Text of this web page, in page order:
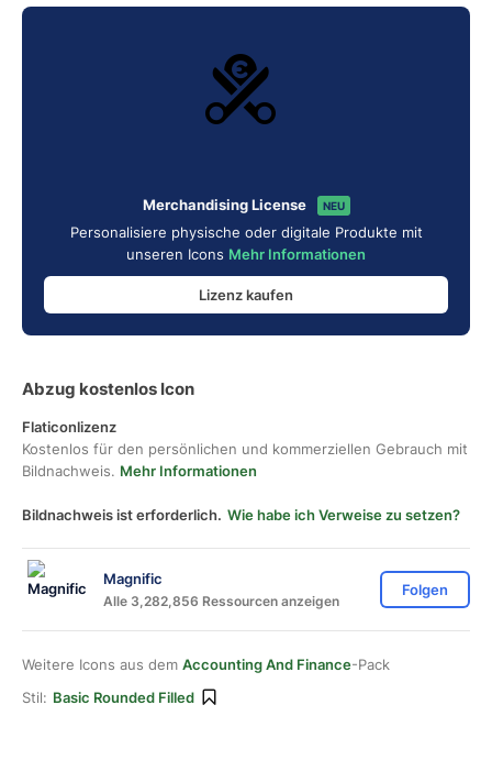
Merchandising License NEU
Personalisiere physische oder digitale Produkte mit
unseren Icons Mehr Informationen
Lizenz kaufen
Abzug kostenlos Icon
Flaticonlizenz
Kostenlos für den persönlichen und kommerziellen Gebrauch mit
Bildnachweis. Mehr Informationen
Bildnachweis ist erforderlich. Wie habe ich Verweise zu setzen?
Magnific
Alle 3,282,856 Ressourcen anzeigen
Folgen
Weitere Icons aus dem Accounting And Finance-Pack
Stil: Basic Rounded Filled